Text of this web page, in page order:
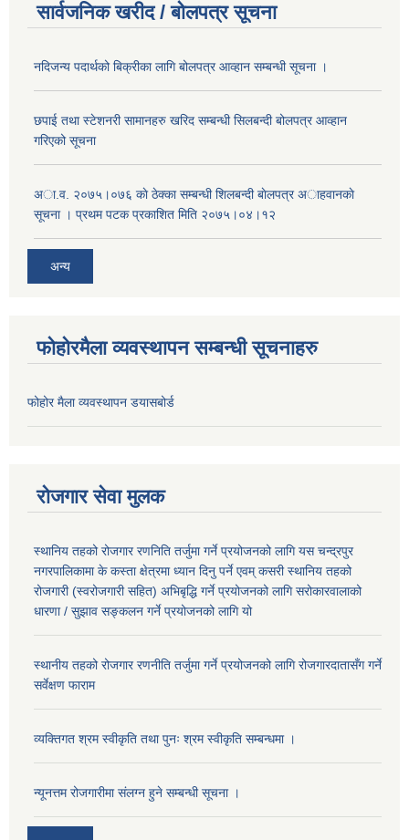
सार्वजनिक खरीद / बोलपत्र सूचना
नदिजन्य पदार्थको बिक्रीका लागि बोलपत्र आव्हान सम्बन्धी सूचना ।
छपाई तथा स्टेशनरी सामानहरु खरिद सम्बन्धी सिलबन्दी बोलपत्र आव्हान
गरिएको सूचना
अा.व. २०७५।०७६ काे ठेक्का सम्बन्धी शिलबन्दी बाेलपत्र अाहवानकाे
सूचना । प्रथम पटक प्रकाशित मिति २०७५।०४।१२
अन्य
फोहोरमैला व्यवस्थापन सम्बन्धी सूचनाहरु
फोहोर मैला व्यवस्थापन डयासबोर्ड
रोजगार सेवा मुलक
स्थानिय तहको रोजगार रणनिति तर्जुमा गर्ने प्रयोजनको लागि यस चन्द्रपुर
नगरपालिकामा के कस्ता क्षेत्रमा ध्यान दिनु पर्ने एवम् कसरी स्थानिय तहको
रोजगारी (स्वरोजगारी सहित) अभिबृद्धि गर्ने प्रयोजनको लागि सरोकारवालाको
धारणा / सुझाव सङ्कलन गर्ने प्रयोजनको लागि यो
स्थानीय तहको रोजगार रणनीति तर्जुमा गर्ने प्रयोजनको लागि रोजगारदातासँग गर्ने
सर्वेक्षण फाराम
व्यक्तिगत श्रम स्वीकृति तथा पुनः श्रम स्वीकृति सम्बन्धमा ।
न्यूनत्तम रोजगारीमा संलग्न हुने सम्बन्धी सूचना ।